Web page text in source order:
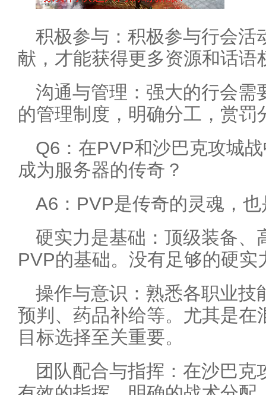
积极参与：积极参与行会活
献，才能获得更多资源和话语
沟通与管理：强大的行会需
的管理制度，明确分工，赏罚
Q6：在PVP和沙巴克攻城
成为服务器的传奇？
A6：PVP是传奇的灵魂，
硬实力是基础：顶级装备、
PVP的基础。没有足够的硬
操作与意识：熟悉各职业技
预判、药品补给等。尤其是在
目标选择至关重要。
团队配合与指挥：在沙巴